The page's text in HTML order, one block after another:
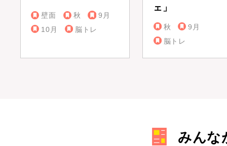
壁面 秋
9月
10月
脳トレ
ェ」
秋
9月
脳トレ
みんな